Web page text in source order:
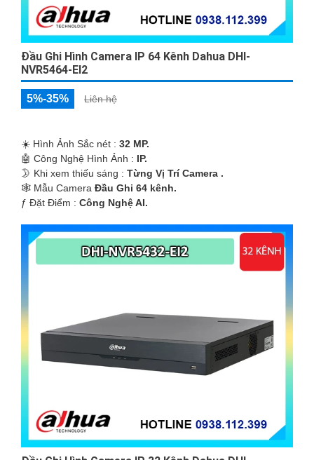
Đầu Ghi Hình Camera IP 64 Kênh Dahua DHI-
NVR5464-EI2
5%-35% Liên hệ
☀️ Hình Ảnh Sắc nét : 32 MP.
🤖️ Công Nghệ Hình Ảnh : IP.
🌛 Khi xem thiếu sáng : Từng Vị Trí Camera .
🕸️ Mẫu Camera Đầu Ghi 64 kênh.
️ƒ Đặt Điểm : Công Nghệ AI.